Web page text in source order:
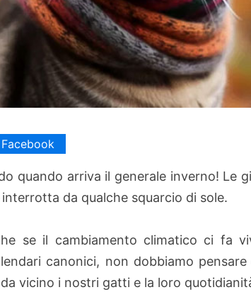
quando arriva il generale inverno! Le
da qualche squarcio di sole.
se il cambiamento climatico ci fa
canonici, non dobbiamo
vicino i nostri gatti e la loro